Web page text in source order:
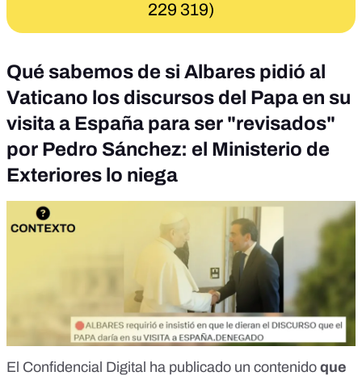
229 319)
Qué sabemos de si Albares pidió al
Vaticano los discursos del Papa en su
visita a España para ser "revisados"
por Pedro Sánchez: el Ministerio de
Exteriores lo niega
El Confidencial Digital ha publicado un contenido que